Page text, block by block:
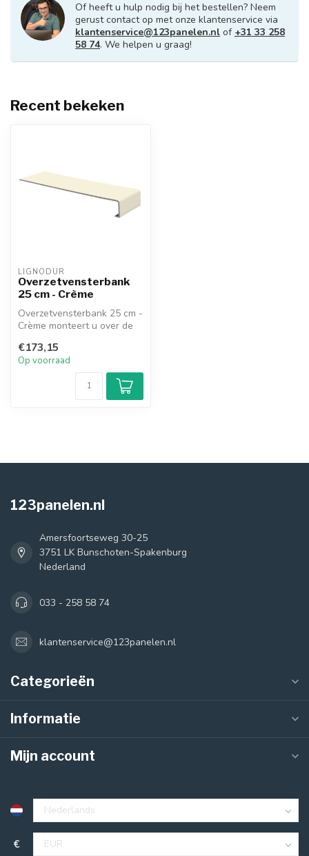
Of heeft u hulp nodig bij het bestellen? Neem
gerust contact op met onze klantenservice via
klantenservice@123panelen.nl of +31 33 258
58 74. We helpen u graag!
Recent bekeken
LIGNODUR
Overzetvensterbank
25 cm - Crème
Overzetvensterbank 25 cm -
Crème monteert u over de
waard...
€173,15
Op voorraad
123panelen.nl
Amersfoortseweg 30-25
3751 LK Bunschoten-Spakenburg
Nederland
033 - 258 58 74
klantenservice@123panelen.nl
Categorieën
Informatie
Mijn account
€